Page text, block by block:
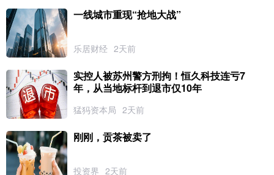
一线城市重现“抢地大战”
乐居财经 2天前
实控人被苏州警方刑拘！恒久科技连亏7
年，从当地标杆到退市仅10年
猛犸资本局 2天前
刚刚，贡茶被卖了
投资界 2天前